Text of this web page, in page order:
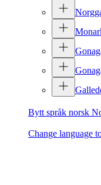
Bytt språk norsk
Change language